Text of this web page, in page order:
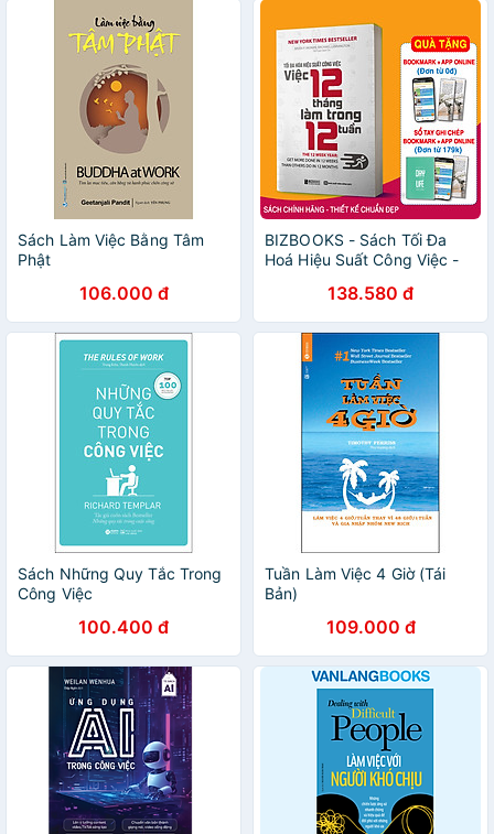
Sách Làm Việc Bằng Tâm
Phật
106.000 đ
BIZBOOKS - Sách Tối Đa
Hoá Hiệu Suất Công Việc -
Tuần - MinhAnBooks
138.580 đ
Sách Những Quy Tắc Trong
Công Việc
100.400 đ
Tuần Làm Việc 4 Giờ (Tái
Bản)
109.000 đ